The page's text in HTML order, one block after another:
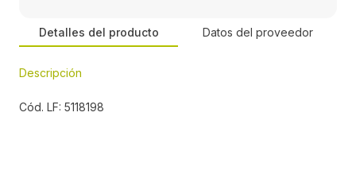
Detalles del producto Datos del proveedor
Descripción
Cód. LF: 5118198
José Manuel Romero